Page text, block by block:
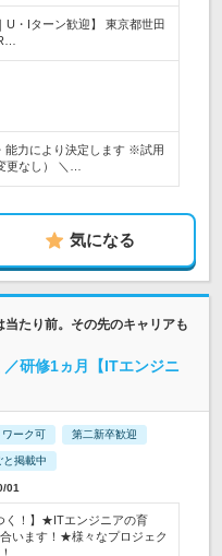
・Iターン歓迎】 東京都世田
能力により決定します ※試用
更なし） ＼…
気になる
たり前。その先のキャリアも
研修1ヵ月【ITエンジニ
ワーク可 第二新卒歓迎
と掲載中
01
く！】★ITエンジニアの育
います！★様々なプロジェク